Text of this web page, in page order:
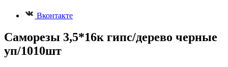
Вконтакте
Саморезы 3,5*16к гипс/дерево черные
уп/1010шт